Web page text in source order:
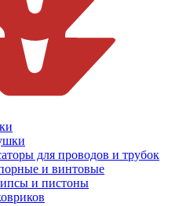
для проводов и трубок
и винтовые
и пистоны